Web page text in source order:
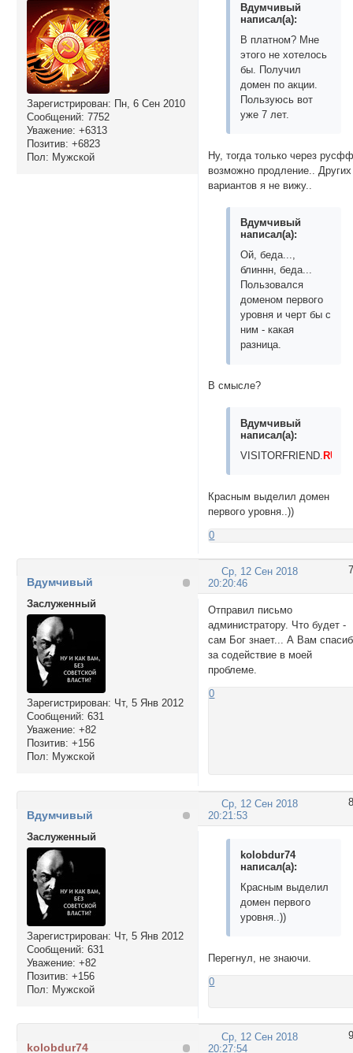
Зарегистрирован: Пн, 6 Сен 2010
Сообщений: 7752
Уважение: +6313
Позитив: +6823
Пол: Мужской
Вдумчивый
написал(а):
В платном? Мне
этого не хотелось
бы. Получил
домен по акции.
Пользуюсь вот
уже 7 лет.
Ну, тогда только через
возможно продление.. Других
вариантов я не вижу..
Вдумчивый
написал(а):
Ой, беда...,
блиннн, беда...
Пользовался
доменом первого
уровня и черт бы с
ним - какая
разница.
В смысле?
Вдумчивый
написал(а):
VISITORFRIEND. RU
Красным выделил домен
первого уровня..))
0
7
Ср, 12 Сен 2018
20:20:46
Вдумчивый
Заслуженный
Зарегистрирован: Чт, 5 Янв 2012
Сообщений: 631
Уважение: +82
Позитив: +156
Пол: Мужской
Отправил письмо
администратору. Что будет -
сам Бог знает... А Вам
за содействие в моей
проблеме.
0
8
Ср, 12 Сен 2018
20:21:53
Вдумчивый
Заслуженный
Зарегистрирован: Чт, 5 Янв 2012
Сообщений: 631
Уважение: +82
Позитив: +156
Пол: Мужской
kolobdur74
написал(а):
Красным выделил
домен первого
уровня..))
Перегнул, не знаючи.
0
9
Ср, 12 Сен 2018
20:27:54
kolobdur74